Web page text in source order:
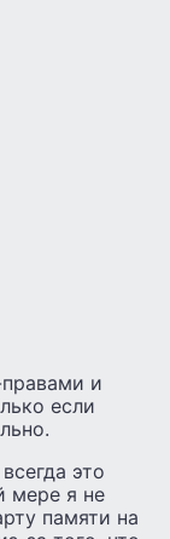
и
если
это
мере я не
памяти на